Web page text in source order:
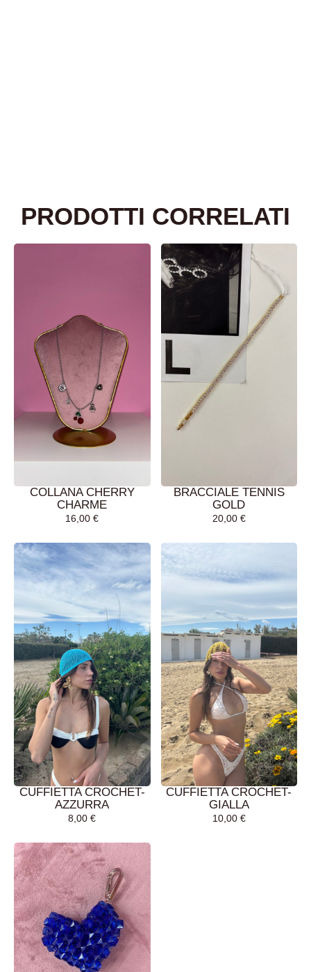
PRODOTTI CORRELATI
COLLANA CHERRY
CHARME
16,00€
CARRELLO
BRACCIALE TENNIS
GOLD
20,00 €
CUFFIETTA CROCHET-
AZZURRA
8,00€
CARRELLO
CUFFIETTA CROCHET-
GIALLA
10,00 €